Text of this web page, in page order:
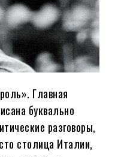
Главная
буквально
разговоры,
столица Италии,